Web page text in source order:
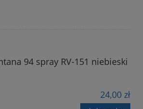
94 spray RV-151 niebieski
24,00 zł